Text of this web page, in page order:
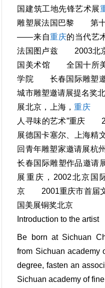
国建筑工地先锋艺术展
雕塑展法国巴黎 第
——来自重庆的当代艺
法国图卢兹 2003北京
国美术馆 全国十所美
学院 长春国际雕塑
城市雕塑邀请展提名奖
展北京，上海，重庆重
人寻味的艺术”重庆
展德国卡塞尔、上海
回青年雕塑家邀请展
长春国际雕塑作品邀
展重庆，2002北京国
京 2001重庆市首届
国美展铜奖北京
Introduction to the artist
Be born at Sichuan
from Sichuan academy
degree, fasten an
Sichuan academy of